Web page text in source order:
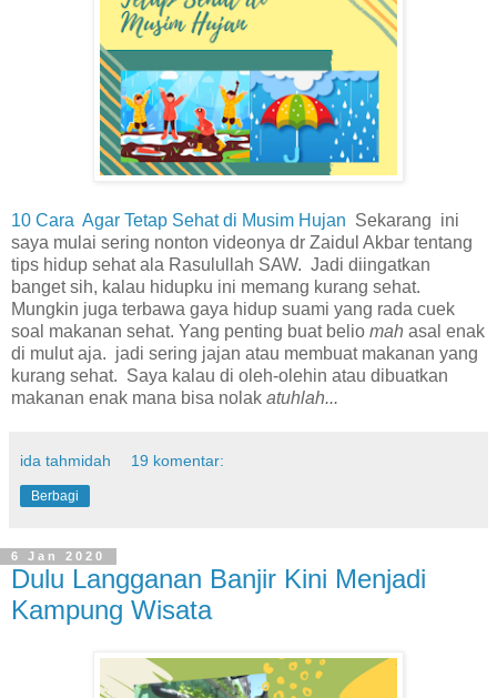
10 Cara Agar Tetap Sehat di Musim Hujan Sekarang ini
saya mulai sering nonton videonya dr Zaidul Akbar tentang
tips hidup sehat ala Rasulullah SAW. Jadi diingatkan
banget sih, kalau hidupku ini memang kurang sehat.
Mungkin juga terbawa gaya hidup suami yang rada cuek
soal makanan sehat. Yang penting buat belio mah asal enak
di mulut aja. jadi sering jajan atau membuat makanan yang
kurang sehat. Saya kalau di oleh-olehin atau dibuatkan
makanan enak mana bisa nolak atuhlah...
ida tahmidah 19 komentar:
Berbagi
6 Jan 2020
Dulu Langganan Banjir Kini Menjadi
Kampung Wisata